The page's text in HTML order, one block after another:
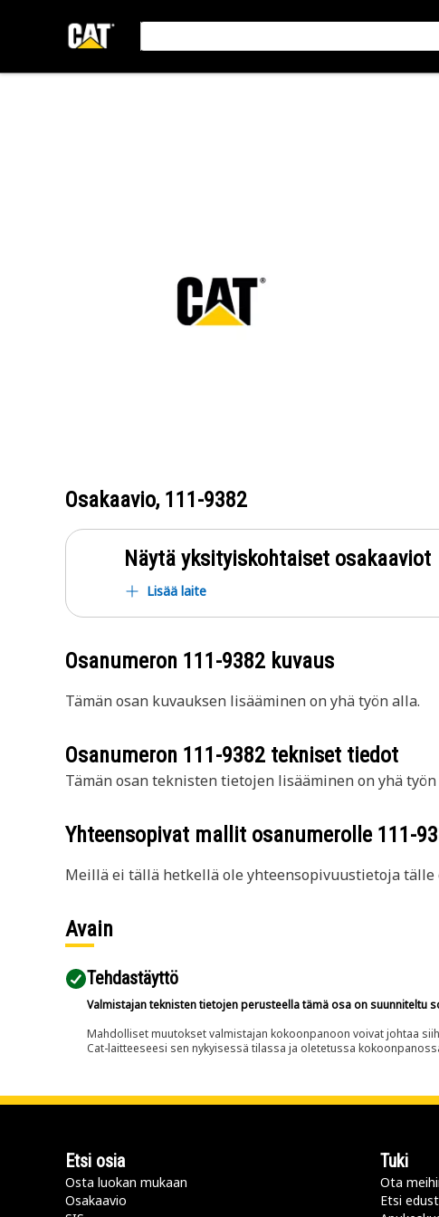
Osakaavio, 111-9382
Näytä yksityiskohtaiset osakaaviot
Lisää laite
Osanumeron 111-9382 kuvaus
Tämän osan kuvauksen lisääminen on yhä työn alla.
Osanumeron 111-9382 tekniset tiedot
Tämän osan teknisten tietojen lisääminen on yhä työn
Yhteensopivat mallit osanumerolle 111-
Meillä ei tällä hetkellä ole yhteensopivuustietoja tälle
Avain
Tehdastäyttö
Valmistajan teknisten tietojen perusteella tämä osa on suunniteltu
Mahdolliset muutokset valmistajan kokoonpanoon voivat johtaa
Cat-laitteeseesi sen nykyisessä tilassa ja oletetussa
Etsi osia
Osta luokan mukaan
Osakaavio
Tuki
Ota
Etsi